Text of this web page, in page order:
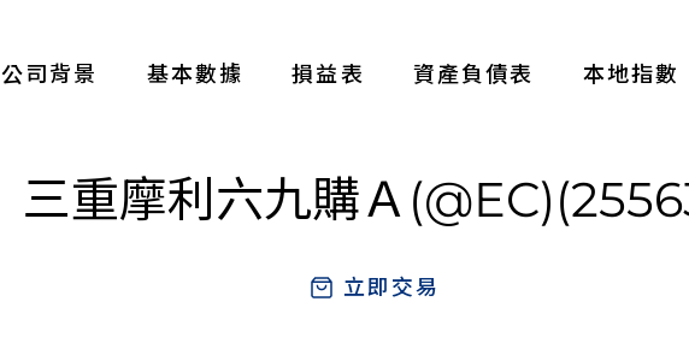
公司背景 基本數據 損益表 資產負債表 本地指數
三重摩利六九購Ａ
立即交易